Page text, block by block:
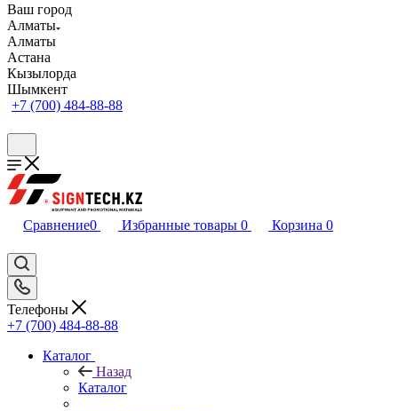
Ваш город
Алматы
Алматы
Астана
Кызылорда
Шымкент
+7 (700) 484-88-88
Сравнение0 Избранные товары 0 Корзина 0
Телефоны
+7 (700) 484-88-88
Каталог
Назад
Каталог